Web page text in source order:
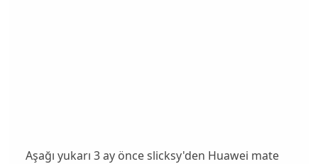
Aşağı yukarı 3 ay önce slicksy'den Huawei mate